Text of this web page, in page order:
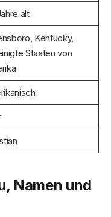
alt
Kentucky,
Staaten von
Namen und